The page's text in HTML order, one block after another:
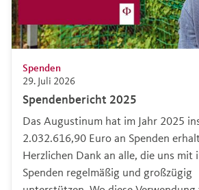
Spendenbericht 2025
29. Juli 2026
Spenden
Das Augustinum hat im Jahr 2025
2.032.616,90 Euro an Spenden
Herzlichen Dank an alle, die uns mit
Spenden regelmäßig und großzügig